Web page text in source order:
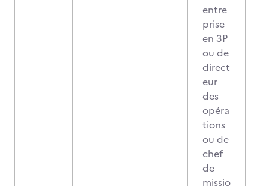
entre
prise
en 3P
ou de
direct
eur
des
opéra
tions
ou de
chef
de
missio